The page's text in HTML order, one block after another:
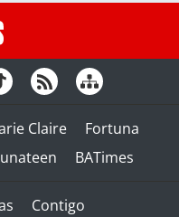
Claire
Fortuna
BATimes
Contigo